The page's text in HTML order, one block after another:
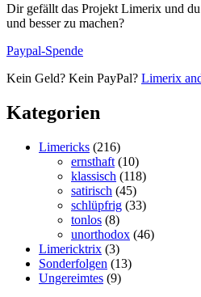
Dir gefällt das Projekt Limerix und
und besser zu machen?
Paypal-Spende
Kein Geld? Kein PayPal? Limerix
Kategorien
Limericks (216)
ernsthaft (10)
klassisch (118)
satirisch (45)
schlüpfrig (33)
tonlos (8)
unorthodox (46)
Limericktrix (3)
Sonderfolgen (13)
Ungereimtes (9)